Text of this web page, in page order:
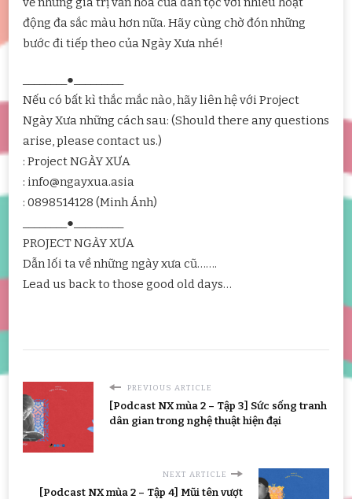
động đa sắc màu hơn nữa. Hãy cùng chờ đón những
bước đi tiếp theo của Ngày Xưa nhé!
________●_________
Nếu có bất kì thắc mắc nào, hãy liên hệ với Project
Ngày Xưa những cách sau: (Should there any questions
arise, please contact us.)
: Project NGÀY XƯA
: info@ngayxua.asia
: 0898514128 (Minh Ánh)
________●_________
PROJECT NGÀY XƯA
Dẫn lối ta về những ngày xưa cũ…….
Lead us back to those good old days…
PREVIOUS ARTICLE
[Podcast NX mùa 2 – Tập 3] Sức sống tranh
dân gian trong nghệ thuật hiện đại
NEXT ARTICLE
[Podcast NX mùa 2 – Tập 4] Mũi tên vượt